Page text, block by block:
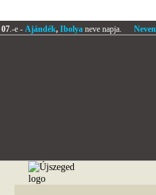
07.-e - Ajándék, Ibolyaneve napja.